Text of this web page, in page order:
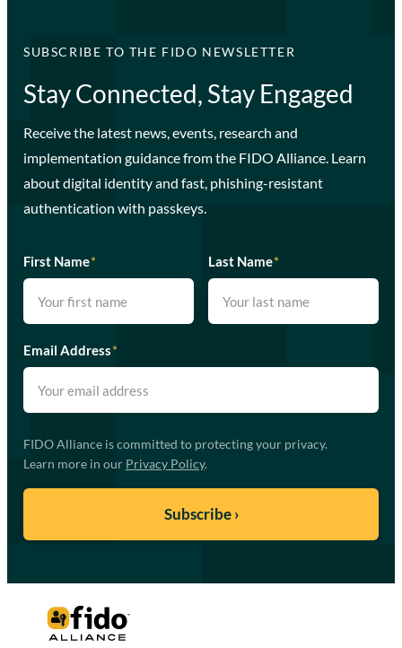
SUBSCRIBE TO THE FIDO NEWSLETTER
Stay Connected, Stay Engaged
Receive the latest news, events, research and
implementation guidance from the FIDO Alliance. Learn
about digital identity and fast, phishing-resistant
authentication with passkeys.
First Name* Last Name*
Email Address*
FIDO Alliance is committed to protecting your privacy.
Learn more in our Privacy Policy.